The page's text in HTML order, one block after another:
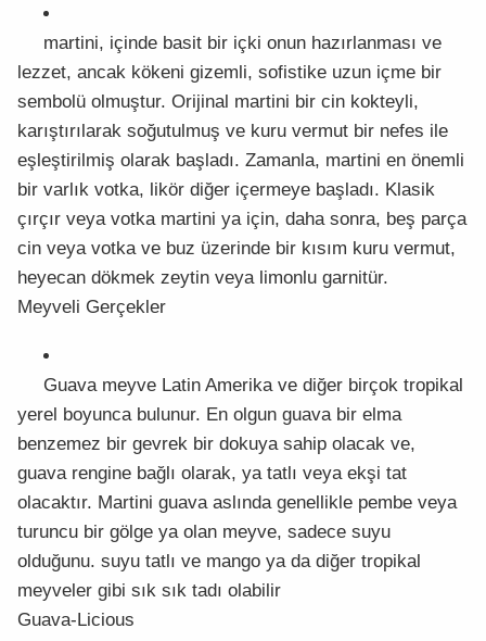
martini, içinde basit bir içki onun hazırlanması ve
lezzet, ancak kökeni gizemli, sofistike uzun içme bir
sembolü olmuştur. Orijinal martini bir cin kokteyli,
karıştırılarak soğutulmuş ve kuru vermut bir nefes ile
eşleştirilmiş olarak başladı. Zamanla, martini en önemli
bir varlık votka, likör diğer içermeye başladı. Klasik
çırçır veya votka martini ya için, daha sonra, beş parça
cin veya votka ve buz üzerinde bir kısım kuru vermut,
heyecan dökmek zeytin veya limonlu garnitür.
Meyveli Gerçekler
Guava meyve Latin Amerika ve diğer birçok tropikal
yerel boyunca bulunur. En olgun guava bir elma
benzemez bir gevrek bir dokuya sahip olacak ve,
guava rengine bağlı olarak, ya tatlı veya ekşi tat
olacaktır. Martini guava aslında genellikle pembe veya
turuncu bir gölge ya olan meyve, sadece suyu
olduğunu. suyu tatlı ve mango ya da diğer tropikal
meyveler gibi sık sık tadı olabilir
Guava-Licious